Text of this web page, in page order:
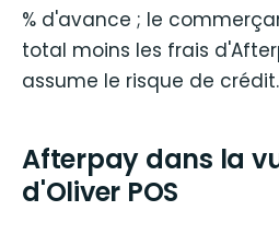
% d'avance ; le
total moins les frais
assume le risque de crédit.
Afterpay dans la
d'Oliver POS